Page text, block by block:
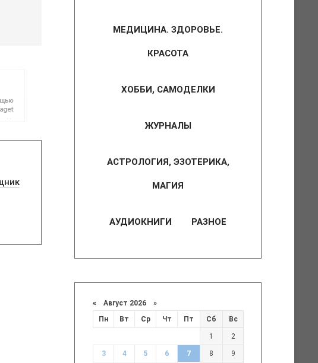
МЕДИЦИНА. ЗДОРОВЬЕ.
КРАСОТА
ХОББИ, САМОДЕЛКИ
ЖУРНАЛЫ
АСТРОЛОГИЯ, ЭЗОТЕРИКА,
МАГИЯ
АУДИОКНИГИ РАЗНОЕ
« Август 2026 »
Пн
Вт Ср Чт Пт Сб Вс
1 2
3 4 5 6 7 8 9